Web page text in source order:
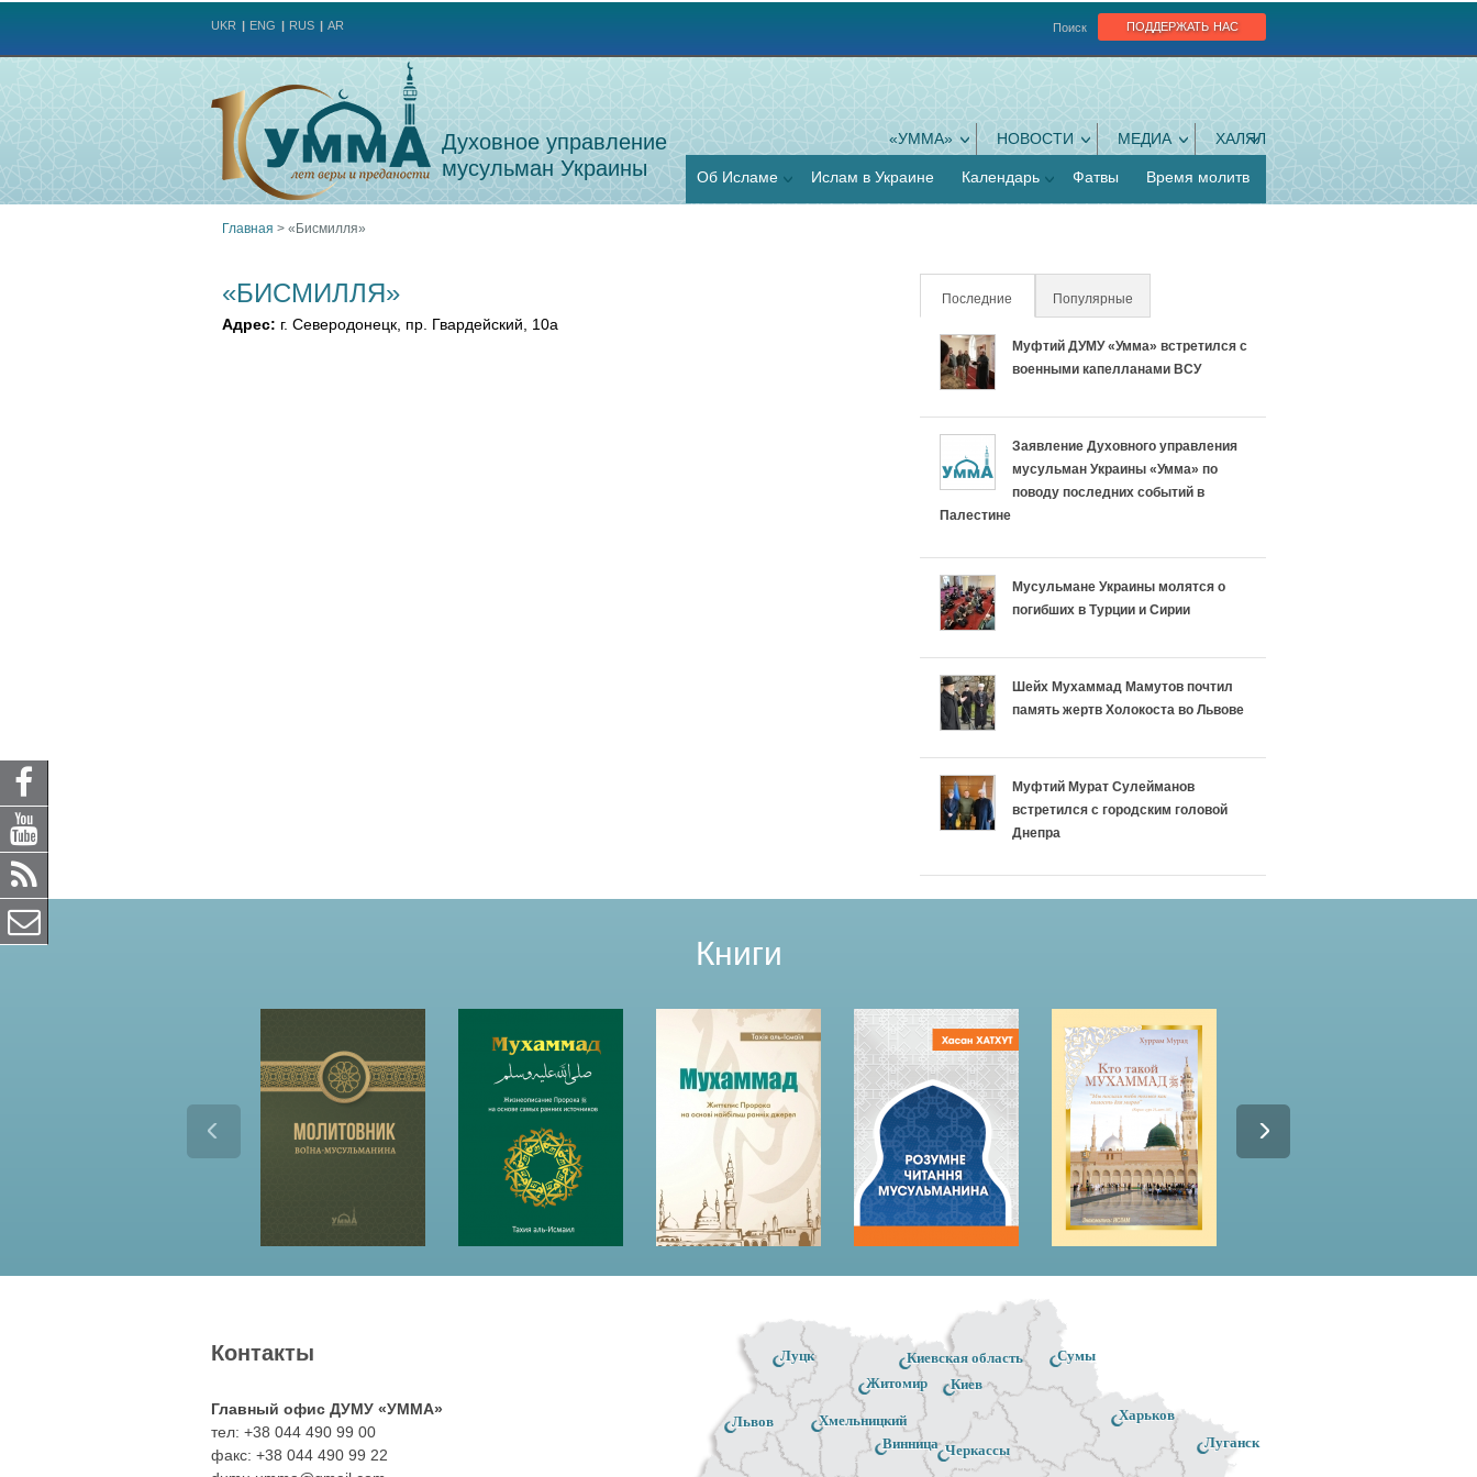
поддержать нас
Поиск
UKR ENG RUS AR
Духовное управление
мусульман Украины
«УММА» НОВОСТИ МЕДИА ХАЛЯЛ
Об Исламе Ислам в Украине Календарь Фатвы Время молитв
здесь
Главная > «Бисмилля»
«БИСМИЛЛЯ»
Адрес: г. Северодонецк, пр. Гвардейский, 10а
Последние (активная вкладка)
Популярные
Муфтий ДУМУ «Умма» встретился с
военными капелланами ВСУ
Заявление Духовного управления
мусульман Украины «Умма» по
поводу последних событий в
Палестине
Мусульмане Украины молятся о
погибших в Турции и Сирии
Шейх Мухаммад Мамутов почтил
память жертв Холокоста во Львове
Муфтий Мурат Сулейманов
встретился с городским головой
Днепра
Книги
Черкассы
Сумы
Луганск
Киев
Киевская область
Житомир
Винница
Хмельницкий
Луцк
Львов Харьков
Контакты
Главный офис ДУМУ «УММА»
тел: +38 044 490 99 00
факс: +38 044 490 99 22